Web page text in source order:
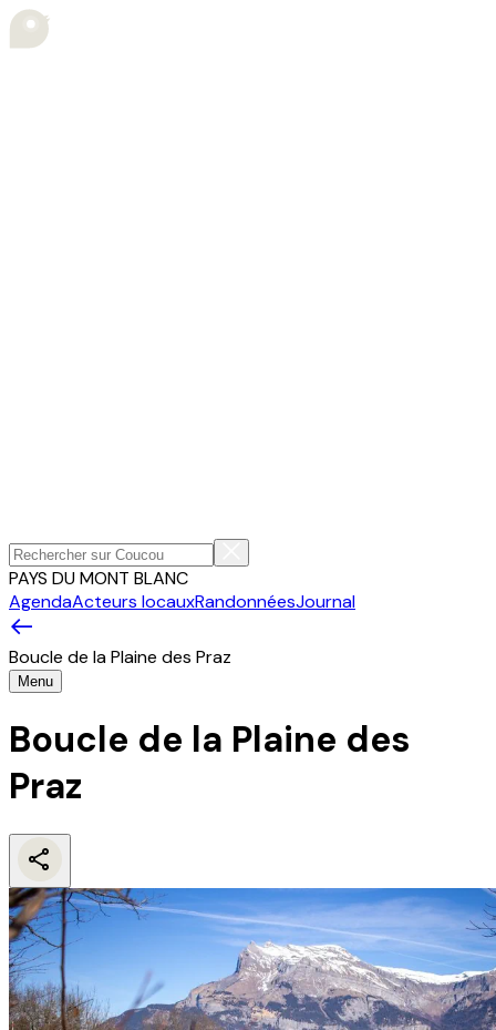
PAYS DU MONT BLANC
AgendaActeurs locauxRandonnéesJournal
Boucle de la Plaine des Praz
Menu
Boucle de la Plaine des
Praz